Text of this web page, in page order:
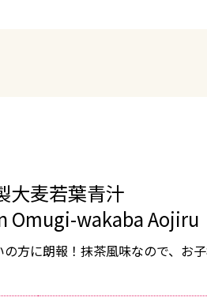
大麦若葉青汁
Omugi-wakaba Aojiru
の方に朗報！抹茶風味なので、お